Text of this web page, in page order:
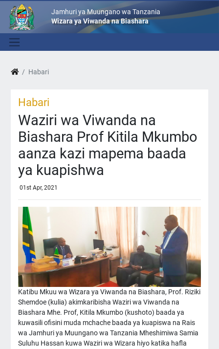
Jamhuri ya Muungano wa Tanzania
Wizara ya Viwanda na Biashara
Habari
Habari
Waziri wa Viwanda na
Biashara Prof Kitila Mkumbo
aanza kazi mapema baada
ya kuapishwa
01st Apr, 2021
Katibu Mkuu wa Wizara ya Viwanda na Biashara, Prof. Riziki
Shemdoe (kulia) akimkaribisha Waziri wa Viwanda na
Biashara Mhe. Prof, Kitila Mkumbo (kushoto) baada ya
kuwasili ofisini muda mchache baada ya kuapiswa na Rais
wa Jamhuri ya Muungano wa Tanzania Mheshimiwa Samia
Suluhu Hassan kuwa Waziri wa Wizara hiyo katika hafla